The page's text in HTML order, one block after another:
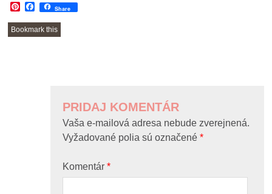
Pinterest
Facebook
Share
Bookmark this
PRIDAJ KOMENTÁR
Vaša e-mailová adresa nebude zverejnená.
Vyžadované polia sú označené*
Komentár*